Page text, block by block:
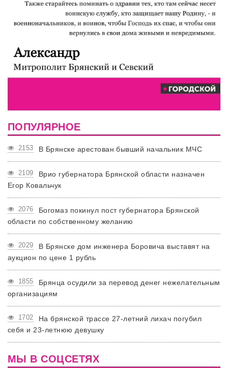
ПОПУЛЯРНОЕ
2153 В Брянске арестован бывший начальник МЧС
2109
Врио губернатора Брянской области назначен
Егор Ковальчук
2076
Богомаз покинул пост губернатора Брянской
области по собственному желанию
2029
В Брянске дом инженера Боровича выставят на
аукцион по цене 1 рубль
1855
Брянца осудили за перевод денег нежелательным
организациям
1702
На брянской трассе 27-летний лихач погубил
себя и 23-летнюю девушку
МЫ В СОЦСЕТЯХ